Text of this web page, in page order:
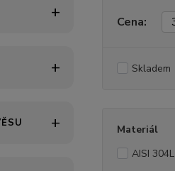
Cena:
Skladem
Materiál
AISI 304L